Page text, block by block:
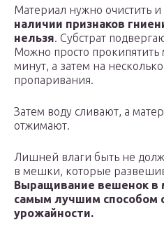
Материал нужно очистить
наличии признаков
нельзя. Субстрат
Можно просто прокипятить
минут, а затем на несколько
пропаривания.
Затем воду сливают, а
отжимают.
Лишней влаги быть не
в мешки, которые
Выращивание вешенок в
самым лучшим способом
урожайности.